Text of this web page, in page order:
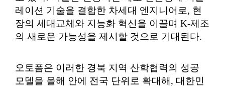
레이션 기술을 결합한 차세대 엔지니어로, 현
장의 세대교체와 지능화 혁신을 이끌며 K-제조
의 새로운 가능성을 제시할 것으로 기대된다.
오토폼은 이러한 경북 지역 산학협력의 성공
모델을 올해 안에 전국 단위로 확대해, 대한민